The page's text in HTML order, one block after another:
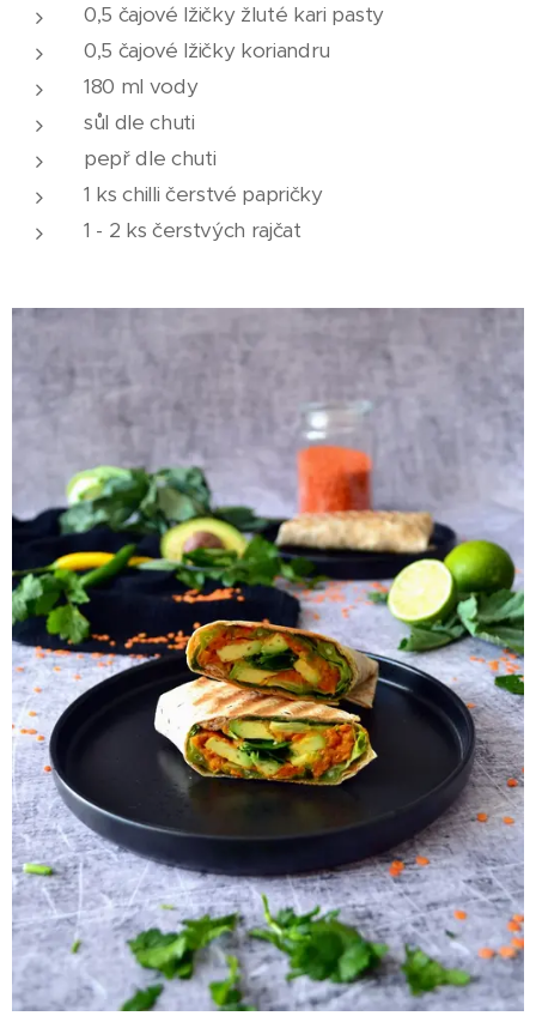
0,5 čajové lžičky žluté kari pasty
0,5 čajové lžičky koriandru
180 ml vody
sůl dle chuti
pepř dle chuti
1 ks chilli čerstvé papričky
1 - 2 ks čerstvých rajčat